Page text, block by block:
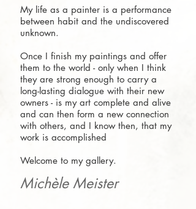
My life as a painter is a performance
between habit and the undiscovered
unknown.
Once I finish my paintings and offer
them to the world - only when I think
they are strong enough to carry a
long-lasting dialogue with their new
owners - is my art complete and alive
and can then form a new connection
with others, and I know then, that my
work is accomplished
Welcome to my gallery.
Michèle Meister